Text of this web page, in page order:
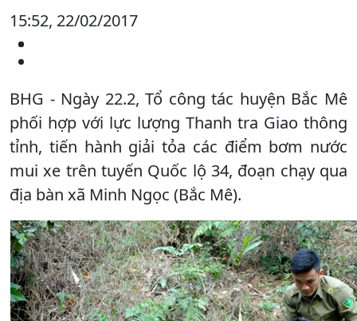
15:52, 22/02/2017
BHG - Ngày 22.2, Tổ công tác huyện Bắc Mê
phối hợp với lực lượng Thanh tra Giao thông
tỉnh, tiến hành giải tỏa các điểm bơm nước
mui xe trên tuyến Quốc lộ 34, đoạn chạy qua
địa bàn xã Minh Ngọc (Bắc Mê).